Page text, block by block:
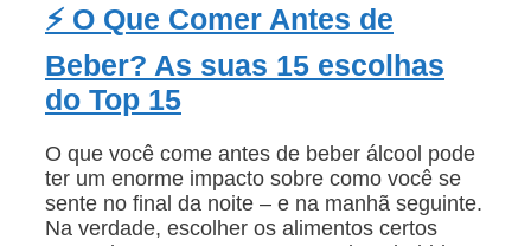
⚡ O Que Comer Antes de
Beber? As suas 15 escolhas
do Top 15
O que você come antes de beber álcool pode
ter um enorme impacto sobre como você se
sente no final da noite – e na manhã seguinte.
Na verdade, escolher os alimentos certos